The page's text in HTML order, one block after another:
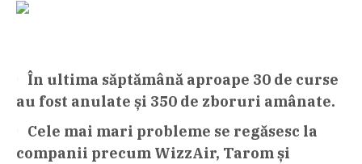
În ultima săptămână aproape 30 de curse
au fost anulate și 350 de zboruri amânate.
Cele mai mari probleme se regăsesc la
companii precum WizzAir, Tarom și